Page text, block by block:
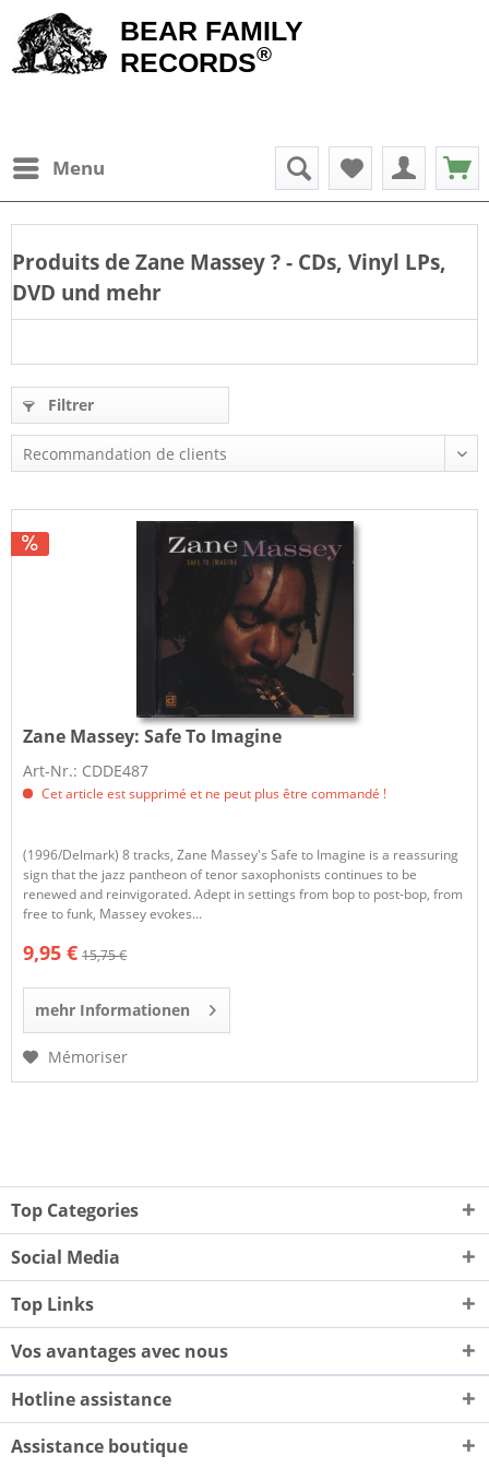
BEAR FAMILY
RECORDS®
Menu
Produits deZane Massey? - CDs, Vinyl LPs,
DVD und mehr
Filtrer
Zane Massey:Safe To Imagine
Art-Nr.: CDDE487
Cet article est supprimé et ne peut plus être commandé !
(1996/Delmark) 8 tracks, Zane Massey's Safe to Imagine is a reassuring
sign that the jazz pantheon of tenor saxophonists continues to be
renewed and reinvigorated. Adept in settings from bop to post-bop, from
free to funk, Massey evokes...
9,95 € 15,75 €
mehr Informationen
Mémoriser
Top Categories
Social Media
Top Links
Vos avantages avec nous
Hotline assistance
Assistance boutique